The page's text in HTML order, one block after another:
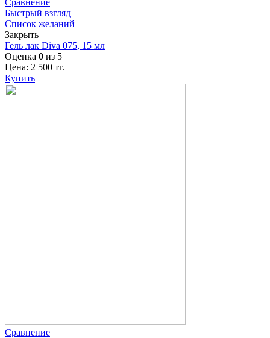
Быстрый взгляд
Список желаний
Закрыть
Гель лак Diva 075, 15 мл
Оценка 0 из 5
Цена: 2 500 тг.
Купить
Сравнение